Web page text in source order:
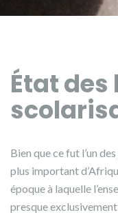
État des
Bien que ce fut l’un
plus important
époque à laquelle
presque